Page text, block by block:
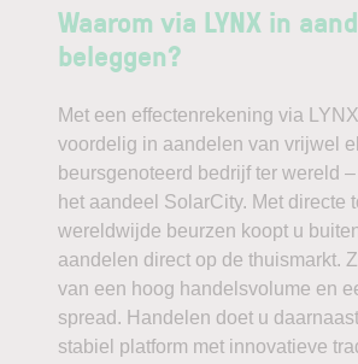
Waarom via LYNX in
beleggen?
Met een effectenrekening via
voordelig in aandelen van vrijwel
beursgenoteerd bedrijf ter wereld
het aandeel SolarCity. Met directe
wereldwijde beurzen koopt u
aandelen direct op de thuismarkt.
van een hoog handelsvolume en
spread. Handelen doet u
stabiel platform met innovatieve